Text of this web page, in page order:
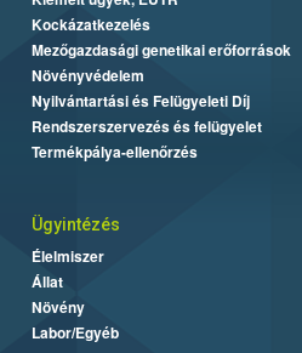
Kockázatkezelés
Mezőgazdasági genetikai erőforrások
Növényvédelem
Nyilvántartási és Felügyeleti Díj
Rendszerszervezés és felügyelet
Termékpálya-ellenőrzés
Ügyintézés
Élelmiszer
Állat
Növény
Labor/Egyéb